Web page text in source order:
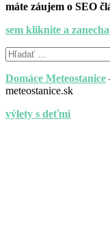
máte záujem o SEO
sem kliknite a
Hľadať:
Domáce Meteostanice
meteostanice.sk
výlety s deťmi